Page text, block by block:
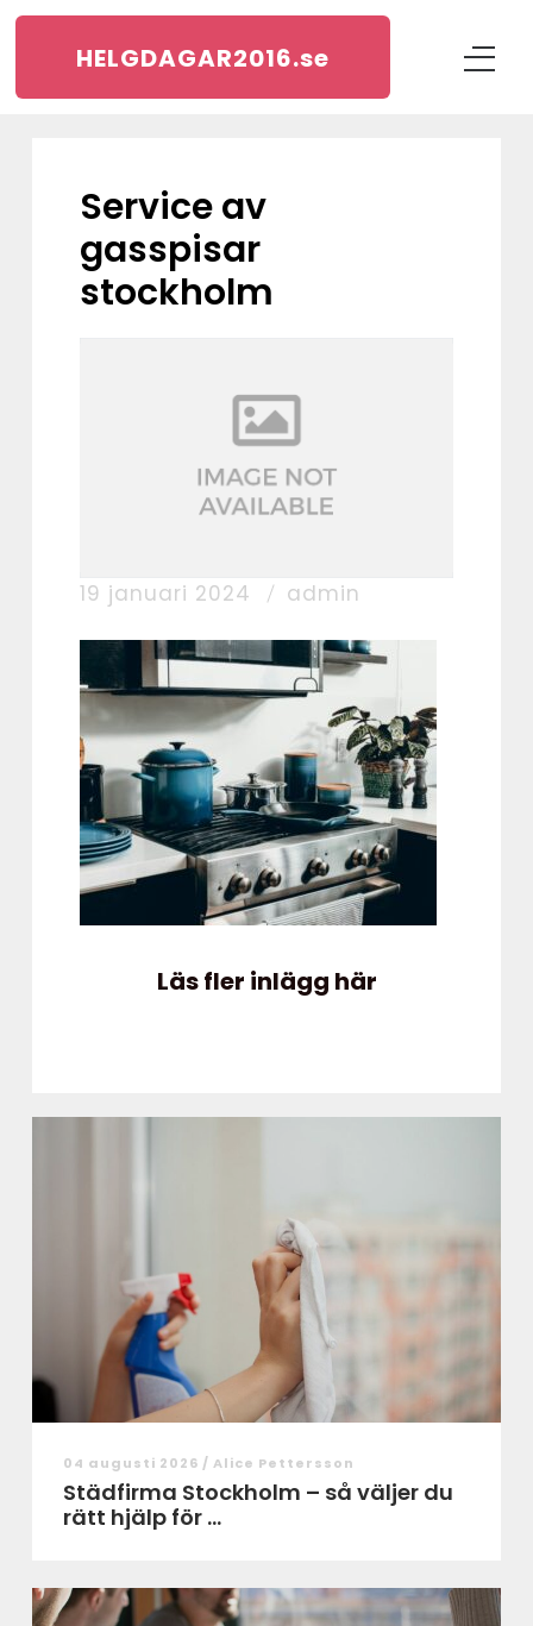
HELGDAGAR2016.se
service av
gasspisar
stockholm
19 januari 2024 admin
Läs fler inlägg här
04 augusti 2026 / Alice Pettersson
Städfirma Stockholm – så väljer du
rätt hjälp för ...